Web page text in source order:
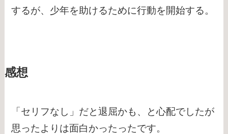
するが、少年を助けるために行動を開始する。
感想
「セリフなし」だと退屈かも、と心配でしたが
思ったよりは面白かったったです。